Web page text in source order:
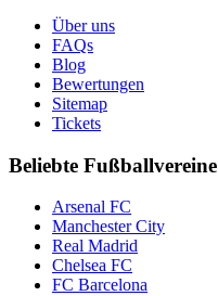
Über uns
FAQs
Blog
Bewertungen
Sitemap
Tickets
Beliebte Fußballvereine
Arsenal FC
Manchester City
Real Madrid
Chelsea FC
FC Barcelona